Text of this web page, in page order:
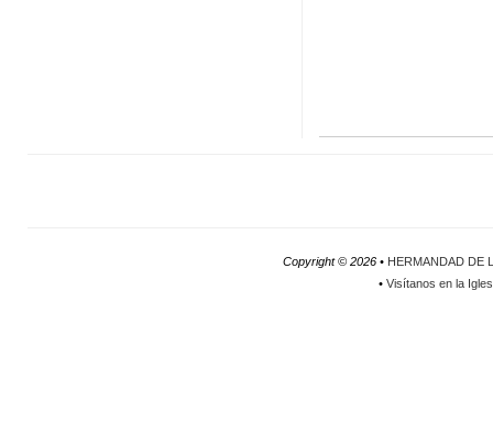
Copyright ©2026 • HERMANDAD DE
•Visítanos en la